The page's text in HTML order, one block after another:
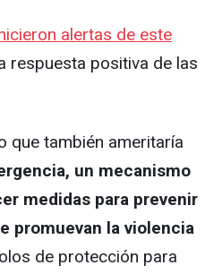
alertas de este
respuesta positiva de las
que también ameritaría
un mecanismo
medidas para prevenir
promuevan la violencia
de protección para